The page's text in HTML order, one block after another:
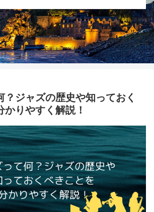
？ジャズの歴史や知っておく
かりやすく解説！